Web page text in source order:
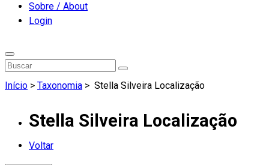
Sobre / About
Login
Início > Taxonomia > Stella Silveira Localização
Stella Silveira Localização
Voltar